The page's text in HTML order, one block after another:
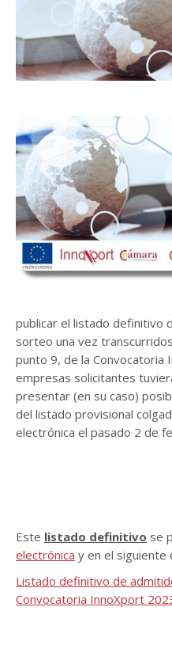
publicar el listado definitivo
sorteo una vez
punto 9, de la Convocatoria
empresas solicitantes
presentar (en su caso)
del listado provisional
electrónica el pasado 2 de
Este listado definitivo se
electrónica y en el siguiente
Listado definitivo de
Convocatoria InnoXport